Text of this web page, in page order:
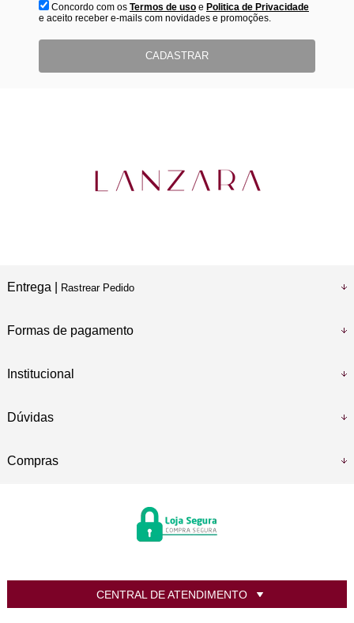
Concordo com os Termos de usoe Politica de Privacidade
e aceito receber e-mails com novidades e promoções.
CADASTRAR
Entrega | Rastrear Pedido
Formas de pagamento
Institucional
Dúvidas
Compras
CENTRAL DE ATENDIMENTO